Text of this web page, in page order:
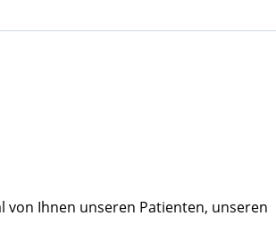
von Ihnen unseren Patienten, unseren